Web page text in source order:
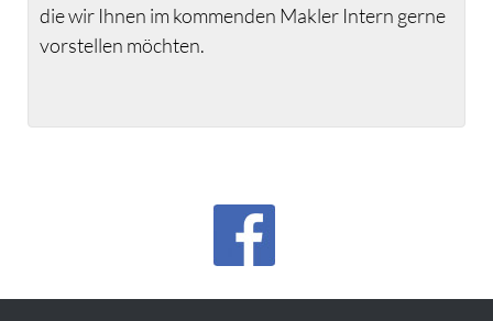
die wir Ihnen im kommenden Makler Intern gerne
vorstellen möchten.